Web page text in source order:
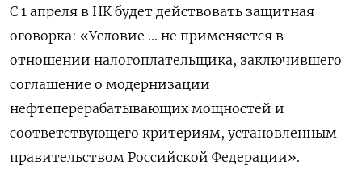
С 1 апреля в НК будет действовать защитная
оговорка: «Условие ... не применяется в
отношении налогоплательщика, заключившего
соглашение о модернизации
нефтеперерабатывающих мощностей и
соответствующего критериям, установленным
правительством Российской Федерации».